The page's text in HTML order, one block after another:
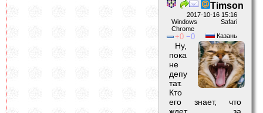
2017-10-16 15:16
Windows Safari
Chrome
Казань
0 0
Timson
Ну,
пока
не
депу
тат.
Кто
его знает, что